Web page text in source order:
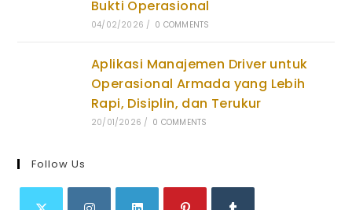
Bukti Operasional
04/02/2026 / 0 COMMENTS
Aplikasi Manajemen Driver untuk
Operasional Armada yang Lebih
Rapi, Disiplin, dan Terukur
20/01/2026 / 0 COMMENTS
Follow Us